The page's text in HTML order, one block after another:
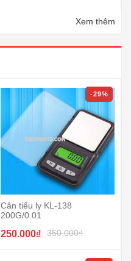
Xem thêm
-29%
Cân tiểu ly KL-138
200G/0.01
250.000₫ 350.000₫